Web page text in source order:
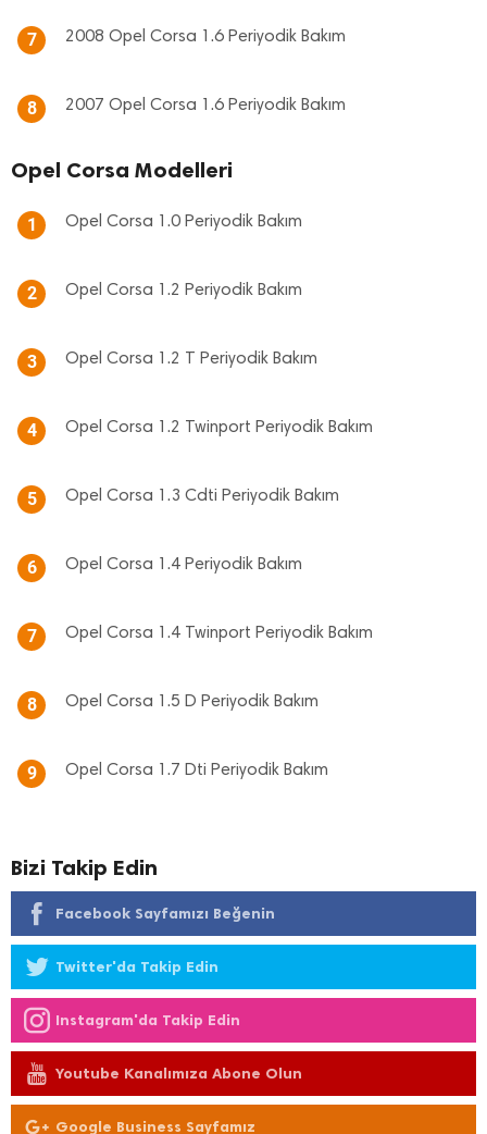
7 2008 Opel Corsa 1.6 Periyodik Bakım
8 2007 Opel Corsa 1.6 Periyodik Bakım
Opel Corsa Modelleri
1 Opel Corsa 1.0 Periyodik Bakım
2 Opel Corsa 1.2 Periyodik Bakım
3 Opel Corsa 1.2 T Periyodik Bakım
4 Opel Corsa 1.2 Twinport Periyodik Bakım
5 Opel Corsa 1.3 Cdti Periyodik Bakım
6 Opel Corsa 1.4 Periyodik Bakım
7 Opel Corsa 1.4 Twinport Periyodik Bakım
8 Opel Corsa 1.5 D Periyodik Bakım
9 Opel Corsa 1.7 Dti Periyodik Bakım
Bizi Takip Edin
Facebook Sayfamızı Beğenin
Twitter'da Takip Edin
Instagram'da Takip Edin
Youtube Kanalımıza Abone Olun
Google Business Sayfamız